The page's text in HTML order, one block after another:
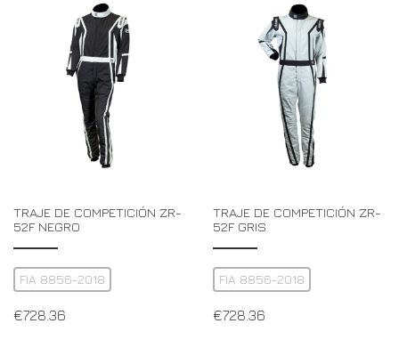
TRAJE DE COMPETICIÓN ZR-
52F NEGRO
FIA 8856-2018
€728.36
TRAJE DE COMPETICIÓN ZR-
52F GRIS
FIA 8856-2018
€728.36